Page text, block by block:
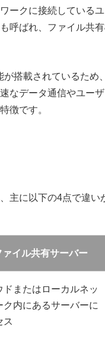
ークに接続している
呼ばれ、ファイル共
搭載されているため
なデータ通信やユー
徴です。
主に以下の4点で違い
ァイル共有サーバー
ドまたはローカルネッ
ク内にあるサーバーに
ス